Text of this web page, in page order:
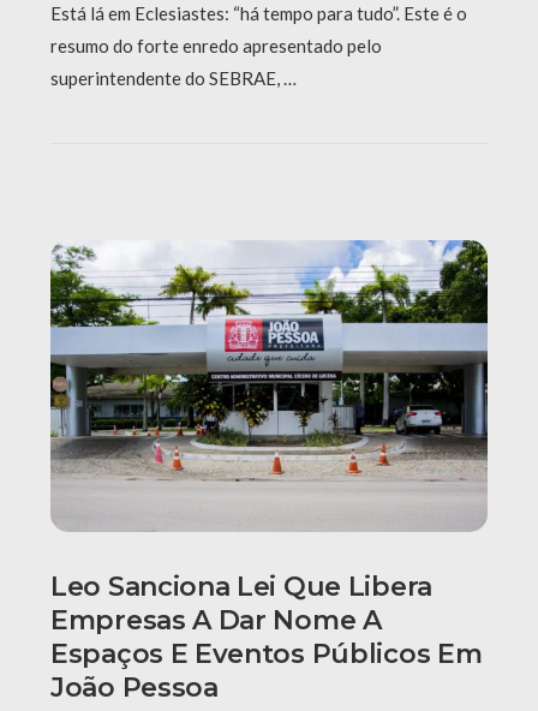
Está lá em Eclesiastes: “há tempo para tudo”. Este é o
resumo do forte enredo apresentado pelo
superintendente do SEBRAE, …
Leo Sanciona Lei Que Libera
Empresas A Dar Nome A
Espaços E Eventos Públicos Em
João Pessoa